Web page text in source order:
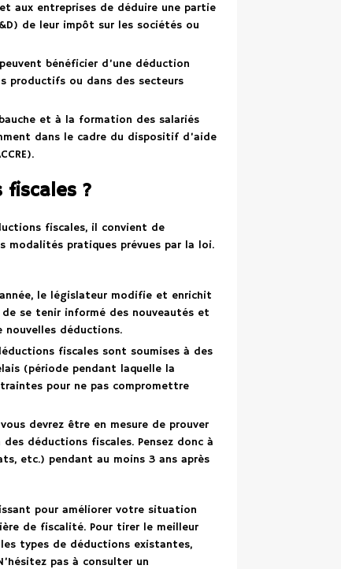
aux entreprises de déduire une partie
de leur impôt sur les sociétés ou
bénéficier d’une déduction
productifs ou dans des secteurs
et à la formation des salariés
dans le cadre du dispositif d’aide
fiscales ?
fiscales, il convient de
modalités pratiques prévues par la loi.
le législateur modifie et enrichit
se tenir informé des nouveautés et
nouvelles déductions.
fiscales sont soumises à des
(période pendant laquelle la
pour ne pas compromettre
devrez être en mesure de prouver
déductions fiscales. Pensez donc à
etc.) pendant au moins 3 ans après
pour améliorer votre situation
de fiscalité. Pour tirer le meilleur
types de déductions existantes,
pas à consulter un